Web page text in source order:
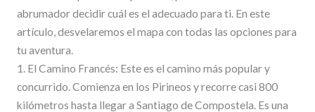
abrumador decidir cuál es el adecuado para ti. En este
artículo, desvelaremos el mapa con todas las opciones para
tu aventura.
1. El Camino Francés: Este es el camino más popular y
concurrido. Comienza en los Pirineos y recorre casi 800
kilómetros hasta llegar a Santiago de Compostela. Es una